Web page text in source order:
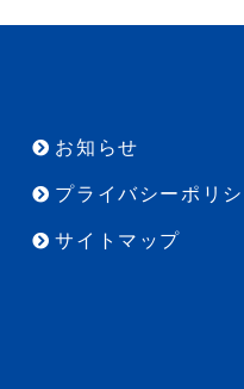
お知らせ
プライバシーポリ
サイトマップ